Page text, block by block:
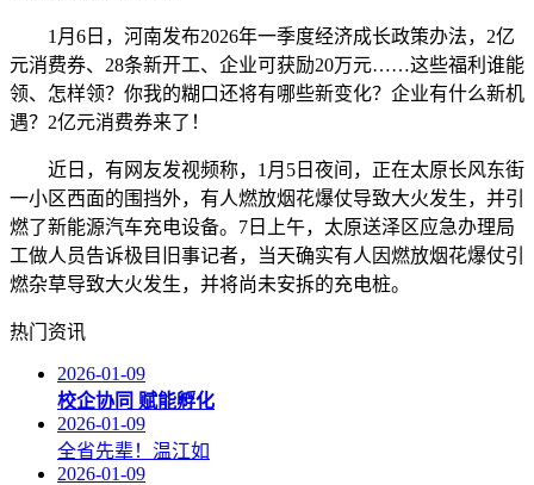
1月6日，河南发布2026年一季度经济成长政策办法，2亿
元消费券、28条新开工、企业可获励20万元……这些福利谁能
领、怎样领？你我的糊口还将有哪些新变化？企业有什么新机
遇？2亿元消费券来了！
近日，有网友发视频称，1月5日夜间，正在太原长风东街
一小区西面的围挡外，有人燃放烟花爆仗导致大火发生，并引
燃了新能源汽车充电设备。7日上午，太原送泽区应急办理局
工做人员告诉极目旧事记者，当天确实有人因燃放烟花爆仗引
燃杂草导致大火发生，并将尚未安拆的充电桩。
热门资讯
2026-01-09
校企协同 赋能孵化
2026-01-09
全省先辈！温江如
2026-01-09